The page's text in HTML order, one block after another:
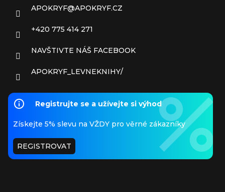
APOKRYF@APOKRYF.CZ
+420 775 414 271
NAVŠTIVTE NÁŠ FACEBOOK
APOKRYF_LEVNEKNIHY/
Registrujte se a užívejte si výhod
Získejte 5% slevu na VŽDY pro věrné zákazníky
REGISTROVAT